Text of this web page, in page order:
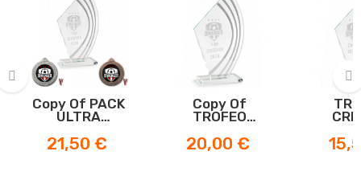
Copy Of PACK
ULTRA
Prezzo
21,50 €
Copy Of
TROFEO
BIWENGER
Prezzo
20,00 €
›